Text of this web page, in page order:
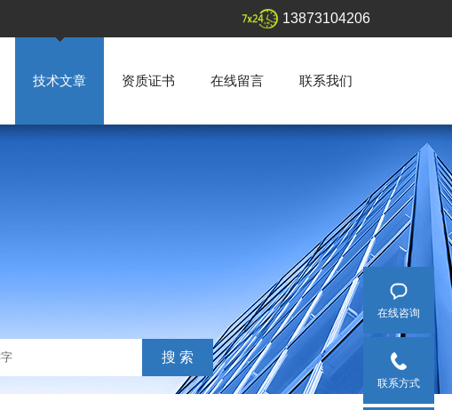
13873104206
技术文章 资质证书 在线留言 联系我们
在线咨询
联系方式